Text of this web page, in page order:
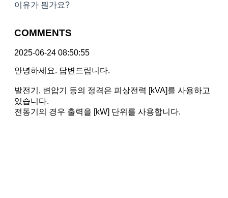
이유가 뭔가요?
COMMENTS
2025-06-24 08:50:55
안녕하세요. 답변드립니다.
발전기, 변압기 등의 정격은 피상전력 [kVA]를 사용하고
있습니다.
전동기의 경우 출력을 [kW] 단위를 사용합니다.